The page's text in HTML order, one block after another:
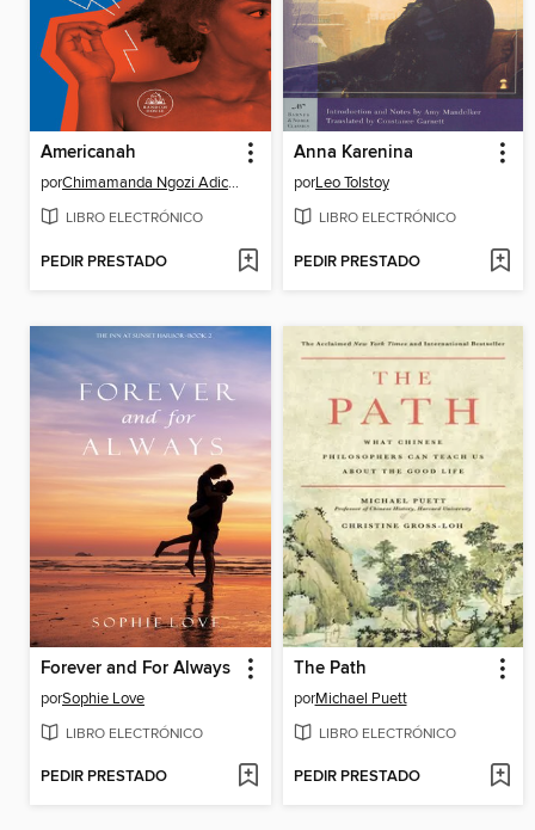
Americanah
por Chimamanda Ngozi Adichie
LIBRO ELECTRÓNICO
PEDIR PRESTADO
Anna Karenina
porLeo Tolstoy
LIBRO ELECTRÓNICO
PEDIR PRESTADO
Forever and For Always
porSophie Love
LIBRO ELECTRÓNICO
PEDIR PRESTADO
The Path
porMichael Puett
LIBRO ELECTRÓNICO
PEDIR PRESTADO